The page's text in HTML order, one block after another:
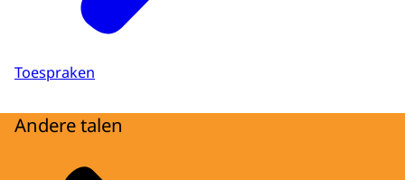
Toespraken
Andere talen